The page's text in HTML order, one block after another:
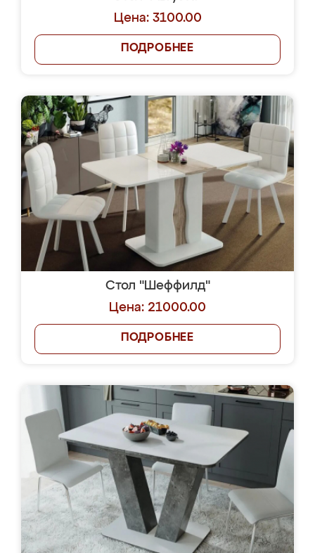
Цена: 3100.00
ПОДРОБНЕЕ
Стол "Шеффилд"
Цена: 21000.00
ПОДРОБНЕЕ